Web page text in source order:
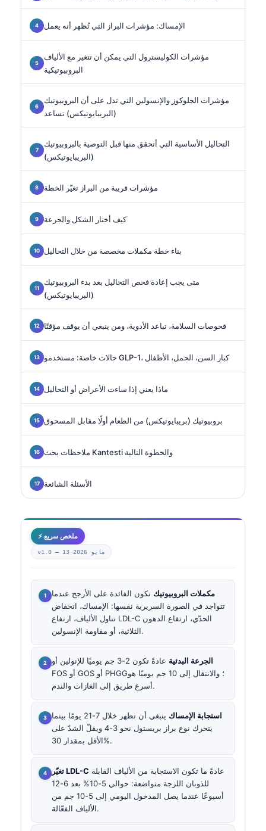
الإمساك: مؤشرات البراز التي تُظهر أنه يعمل
مؤشرات الكوليسترول التي يمكن أن تتغير مع الألياف
البروبيوتيكية
مؤشرات الجلوكوز والإنسولين التي تدل على أن البروبيوتيك
(البريبايوتيكس) تساعد
التحاليل الأساسية التي أتحقق منها قبل التوصية بالبروبيوتيك
(البريبايوتيكس)
مؤشرات قريبة من البراز تغيّر الخطة
كيف أختار الشكل والجرعة
بناء خطة مكملات مخصصة من خلال التحاليل
متى يجب إعادة فحص التحاليل بعد بدء البروبيوتيك
(البريبايوتيكس)
فحوصات السلامة، تباعد الأدوية، ومن ينبغي أن يوقف مؤقتًا
حالات خاصة: مستخدمو GLP-1، كبار السن، الحمل، الأطفال
ماذا يعني إذا ساءت الأعراض أو التحاليل
بروبيوتيك (بريبايوتيكس) من الطعام أولًا مقابل المسحوق
ملاحظات بحث Kantesti والخطوة التالية
الأسئلة الشائعة
⚡ ملخص سريع
v1.0 — 13 مايو 2026
مكملات البروبيوتيك تكون الفائدة على الأرجح عندما
تتواجد في الصورة السريرية نفسها: الإمساك، انخفاض
تناول الألياف، ارتفاع LDL-C الحدّي، ارتفاع الدهون
الثلاثية، أو مقاومة الإنسولين.
الجرعة البدئية
عادةً تكون 2-3 جم يوميًا للإنولين أو
FOS أو GOS أو PHGG؛ والانتقال إلى 10 جم يوميًا هو
أسرع طريق إلى الغازات والندم.
استجابة الإمساك
ينبغي أن تظهر خلال 7-21 يومًا بينما
يتحرك نوع براز بريستول نحو 3-4 ويقلّ الشدّ على
الأقل بمقدار 30%.
تغيّر LDL-C
للذوبان اللزجة متواضعة: حوالي 5-10% بعد 6-12
أسبوعًا عندما يصل المدخول اليومي إلى 5-10 جم من
الألياف الفعّالة.